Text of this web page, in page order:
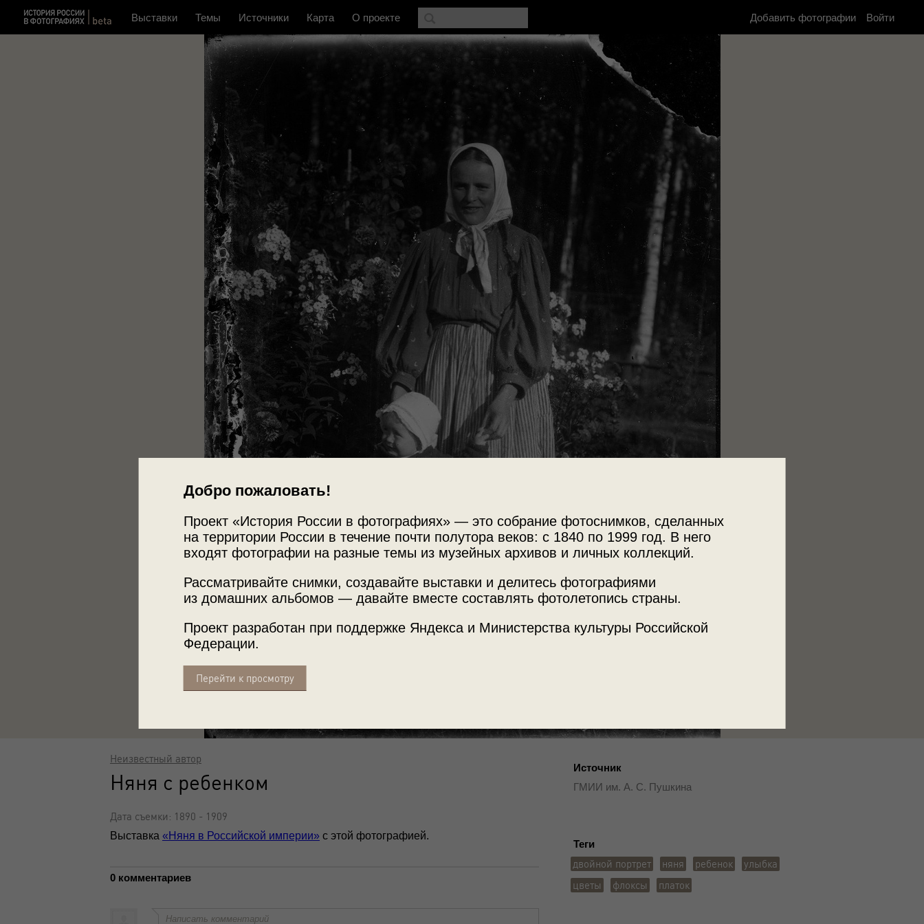
Добро пожаловать!
Проект «История России в фотографиях» — это собрание фотоснимков, сделанных
на территории России в течение почти полутора веков: с 1840 по 1999 год. В него
входят фотографии на разные темы из музейных архивов и личных коллекций.
Рассматривайте снимки, создавайте выставки и делитесь фотографиями
из домашних альбомов — давайте вместе составлять фотолетопись страны.
Проект разработан при поддержке Яндекса и Министерства культуры Российской
Федерации.
Перейти к просмотру
Выставки Темы Источники Карта О проекте Добавить фотографии Войти
Источник
ГМИИ им. А. С. Пушкина
Теги
двойной портрет няня ребенок
улыбка
цветы
флоксы платок
Неизвестный автор
Няня с ребенком
Дата съемки: 1890 - 1909
Выставка «Няня в Российской империи» с этой фотографией.
0 комментариев
Написать комментарий